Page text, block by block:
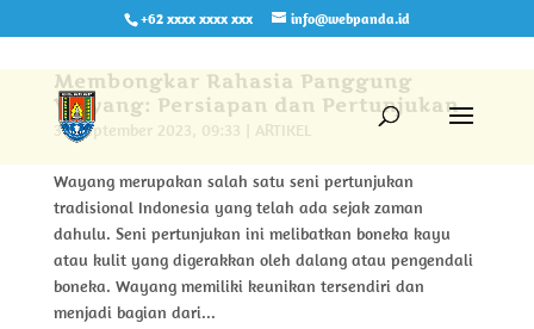
+62 xxxx xxxx xxx info@webpanda.id
Membongkar Rahasia Panggung
Wayang: Persiapan dan Pertunjukan
30 September 2023, 09:33 ARTIKEL
Wayang merupakan salah satu seni pertunjukan
tradisional Indonesia yang telah ada sejak zaman
dahulu. Seni pertunjukan ini melibatkan boneka kayu
atau kulit yang digerakkan oleh dalang atau pengendali
boneka. Wayang memiliki keunikan tersendiri dan
menjadi bagian dari...